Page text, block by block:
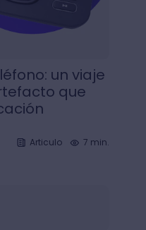
un viaje
que
Articulo 7 min.